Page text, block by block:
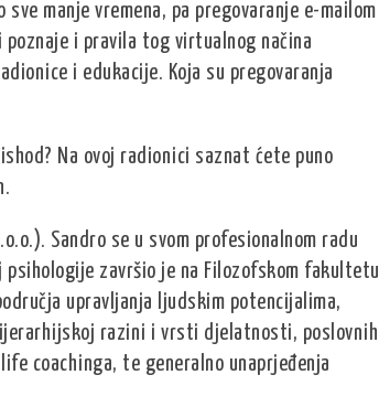
manje vremena, pa pregovaranje e-mailom
poznaje i pravila tog virtualnog načina
i edukacije. Koja su pregovaranja
Na ovoj radionici saznat ćete puno
Sandro se u svom profesionalnom radu
psihologije završio je na Filozofskom fakultetu
upravljanja ljudskim potencijalima,
razini i vrsti djelatnosti, poslovnih
coachinga, te generalno unaprjeđenja